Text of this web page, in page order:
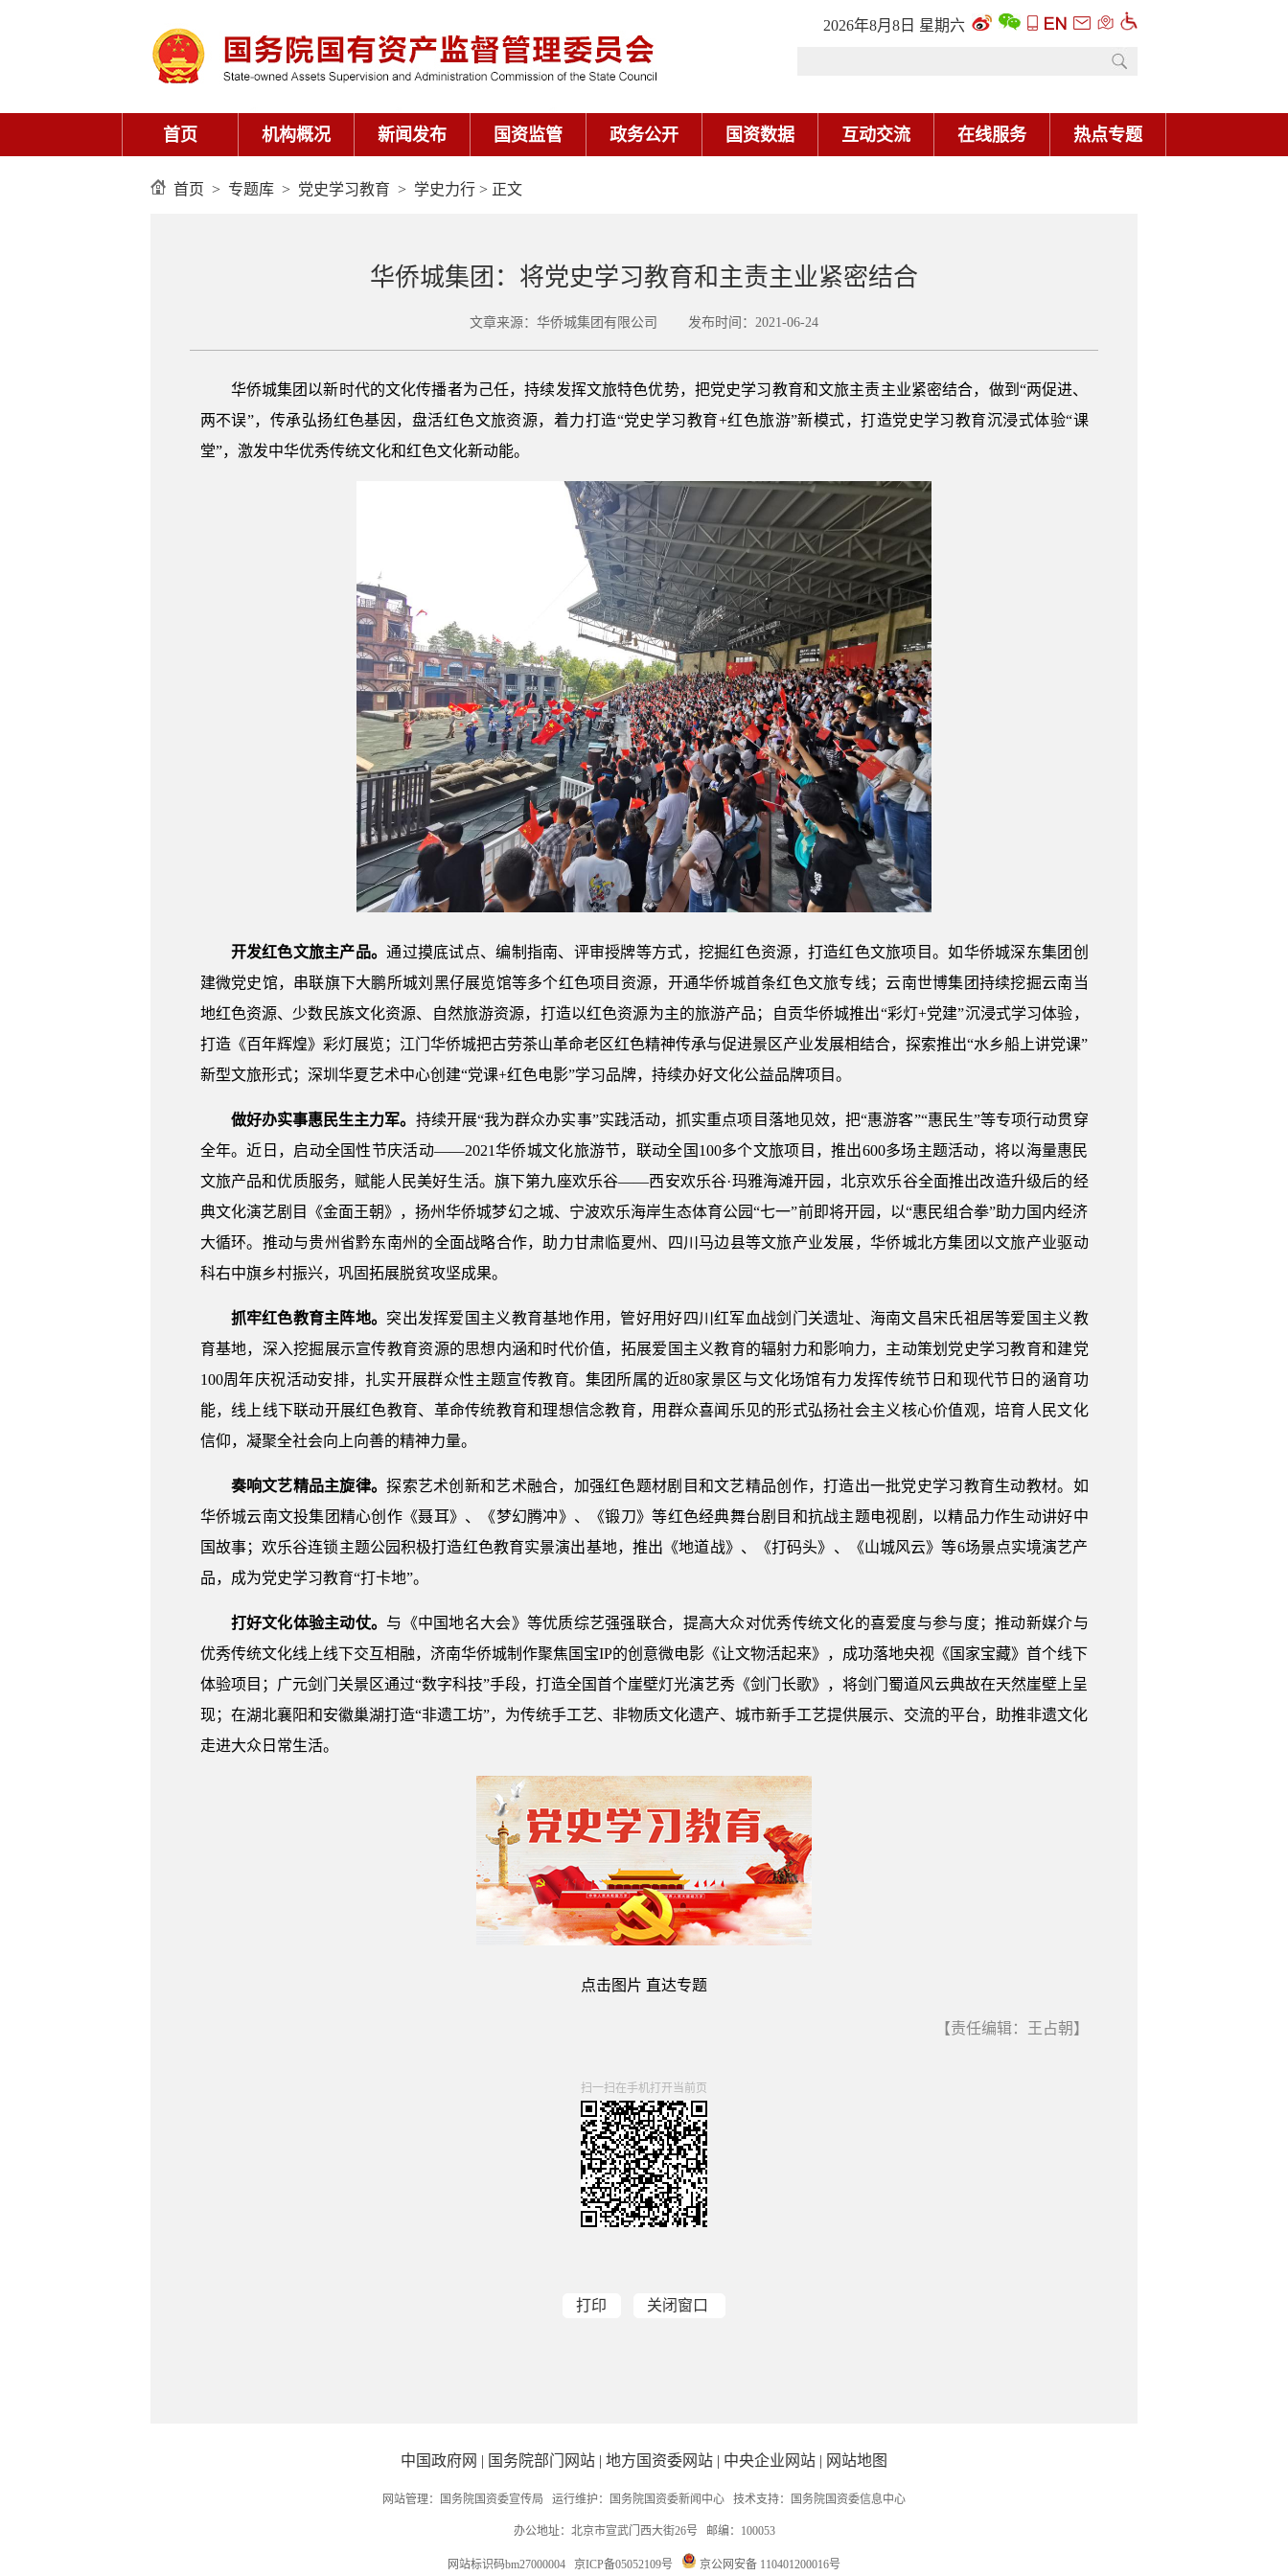
首页 > 专题库 > 党史学习教育 > 学史力行 > 正文
华侨城集团：将党史学习教育和主责主业紧密结合
文章来源：华侨城集团有限公司 发布时间：2021-06-24
华侨城集团以新时代的文化传播者为己任，持续发挥文旅特色优势，把党史学习教育和文旅主责主业紧密结合，做到“两促进、
两不误”，传承弘扬红色基因，盘活红色文旅资源，着力打造“党史学习教育+红色旅游”新模式，打造党史学习教育沉浸式体验“课
堂”，激发中华优秀传统文化和红色文化新动能。
开发红色文旅主产品。通过摸底试点、编制指南、评审授牌等方式，挖掘红色资源，打造红色文旅项目。如华侨城深东集团创
建微党史馆，串联旗下大鹏所城刘黑仔展览馆等多个红色项目资源，开通华侨城首条红色文旅专线；云南世博集团持续挖掘云南当
地红色资源、少数民族文化资源、自然旅游资源，打造以红色资源为主的旅游产品；自贡华侨城推出“彩灯+党建”沉浸式学习体验，
打造《百年辉煌》彩灯展览；江门华侨城把古劳茶山革命老区红色精神传承与促进景区产业发展相结合，探索推出“水乡船上讲党课”
新型文旅形式；深圳华夏艺术中心创建“党课+红色电影”学习品牌，持续办好文化公益品牌项目。
做好办实事惠民生主力军。 持续开展“我为群众办实事”实践活动，抓实重点项目落地见效，把“惠游客”“惠民生”等专项行动贯穿
全年。近日，启动全国性节庆活动——2021华侨城文化旅游节，联动全国100多个文旅项目，推出600多场主题活动，将以海量惠民
文旅产品和优质服务，赋能人民美好生活。旗下第九座欢乐谷——西安欢乐谷·玛雅海滩开园，北京欢乐谷全面推出改造升级后的经
典文化演艺剧目《金面王朝》，扬州华侨城梦幻之城、宁波欢乐海岸生态体育公园“七一”前即将开园，以“惠民组合拳”助力国内经济
大循环。推动与贵州省黔东南州的全面战略合作，助力甘肃临夏州、四川马边县等文旅产业发展，华侨城北方集团以文旅产业驱动
科右中旗乡村振兴，巩固拓展脱贫攻坚成果。
抓牢红色教育主阵地。突出发挥爱国主义教育基地作用，管好用好四川红军血战剑门关遗址、海南文昌宋氏祖居等爱国主义教
育基地，深入挖掘展示宣传教育资源的思想内涵和时代价值，拓展爱国主义教育的辐射力和影响力，主动策划党史学习教育和建党
100周年庆祝活动安排，扎实开展群众性主题宣传教育。集团所属的近80家景区与文化场馆有力发挥传统节日和现代节日的涵育功
能，线上线下联动开展红色教育、革命传统教育和理想信念教育，用群众喜闻乐见的形式弘扬社会主义核心价值观，培育人民文化
信仰，凝聚全社会向上向善的精神力量。
奏响文艺精品主旋律。探索艺术创新和艺术融合，加强红色题材剧目和文艺精品创作，打造出一批党史学习教育生动教材。如
华侨城云南文投集团精心创作《聂耳》、《梦幻腾冲》、《锻刀》等红色经典舞台剧目和抗战主题电视剧，以精品力作生动讲好中
国故事；欢乐谷连锁主题公园积极打造红色教育实景演出基地，推出《地道战》、《打码头》、《山城风云》等6场景点实境演艺产
品，成为党史学习教育“打卡地”。
打好文化体验主动仗。 与《中国地名大会》等优质综艺强强联合，提高大众对优秀传统文化的喜爱度与参与度；推动新媒介与
优秀传统文化线上线下交互相融，济南华侨城制作聚焦国宝IP的创意微电影《让文物活起来》，成功落地央视《国家宝藏》首个线下
体验项目；广元剑门关景区通过“数字科技”手段，打造全国首个崖壁灯光演艺秀《剑门长歌》，将剑门蜀道风云典故在天然崖壁上呈
现；在湖北襄阳和安徽巢湖打造“非遗工坊”，为传统手工艺、非物质文化遗产、城市新手工艺提供展示、交流的平台，助推非遗文化
走进大众日常生活。
点击图片 直达专题
【责任编辑：王占朝】
扫一扫在手机打开当前页
打印 关闭窗口